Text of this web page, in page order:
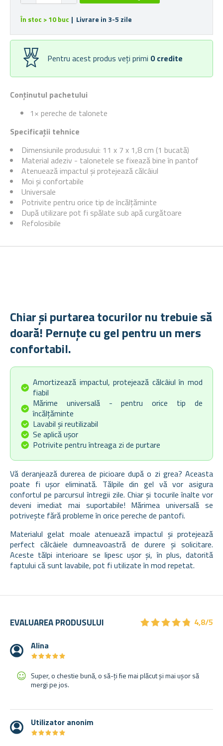
Conținutul pachetului
1× pereche de talonete
Specificații tehnice
Dimensiunile produsului: 11 x 7 x 1,8 cm (1 bucată)
Material adeziv - talonetele se fixează bine în pantof
Atenuează impactul și protejează călcâiul
Moi și confortabile
Universale
Potrivite pentru orice tip de încălțăminte
După utilizare pot fi spălate sub apă curgătoare
Refolosibile
În stoc > 10 buc | Livrare in 3-5 zile
Pentru acest produs veți primi 0 credite
Chiar și purtarea tocurilor nu trebuie să
doară! Pernuțe cu gel pentru un mers
confortabil.
Amortizează impactul, protejează călcâiul în mod
fiabil
Mărime universală - pentru orice tip de
încălțăminte
Lavabil și reutilizabil
Se aplică ușor
Potrivite pentru întreaga zi de purtare
Vă deranjează durerea de picioare după o zi grea? Aceasta
poate fi ușor eliminată. Tălpile din gel vă vor asigura
confortul pe parcursul întregii zile. Chiar și tocurile înalte vor
deveni imediat mai suportabile! Mărimea universală se
potrivește fără probleme în orice pereche de pantofi.
Materialul gelat moale atenuează impactul și protejează
perfect călcâiele dumneavoastră de durere și solicitare.
Aceste tălpi interioare se lipesc ușor și, în plus, datorită
faptului că sunt lavabile, pot fi utilizate în mod repetat.
EVALUAREA PRODUSULUI ★★★★★
★★★★★ 4,8/5
Alina
★★★★★
★★★★★
Super, o chestie bună, o să-ți fie mai plăcut și mai ușor să
mergi pe jos.
Utilizator anonim
★★★★★
★★★★★